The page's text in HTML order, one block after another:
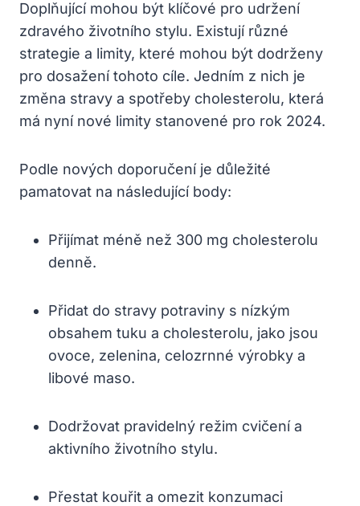
Doplňující mohou být klíčové pro udržení
zdravého životního stylu. Existují různé
strategie a limity, které mohou být dodrženy
pro dosažení tohoto cíle. Jedním z nich je
změna stravy a spotřeby cholesterolu, která
má nyní nové limity stanovené pro rok 2024.
Podle nových doporučení je důležité
pamatovat na následující body:
Přijímat méně než 300 mg cholesterolu
denně.
Přidat do stravy potraviny s nízkým
obsahem tuku a cholesterolu, jako jsou
ovoce, zelenina, celozrnné výrobky a
libové maso.
Dodržovat pravidelný režim cvičení a
aktivního životního stylu.
Přestat kouřit a omezit konzumaci